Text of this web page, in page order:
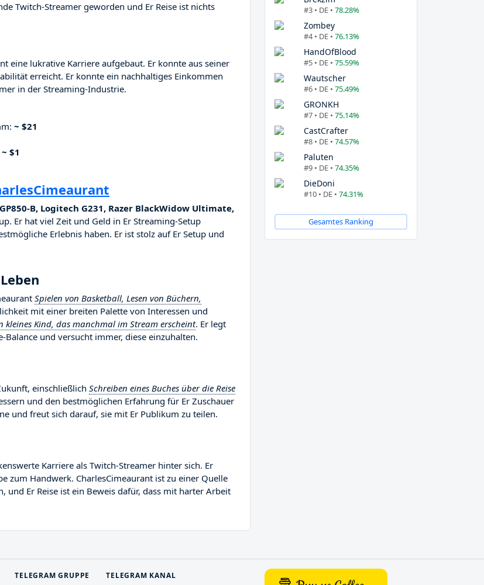
Twitch-Streamer geworden und Er Reise ist nichts
eine lukrative Karriere aufgebaut. Er konnte aus seiner
erreicht. Er konnte ein nachhaltiges Einkommen
in der Streaming-Industrie.
~ $21
~ $1
B, Logitech G231, Razer BlackWidow Ultimate,
Er hat viel Zeit und Geld in Er Streaming-Setup
Erlebnis haben. Er ist stolz auf Er Setup und
Spielen von Basketball, Lesen von Büchern,
mit einer breiten Palette von Interessen und
kleines Kind, das manchmal im Stream erscheint. Er legt
und versucht immer, diese einzuhalten.
einschließlich Schreiben eines Buches über die Reise
und den bestmöglichen Erfahrung für Er Zuschauer
und freut sich darauf, sie mit Er Publikum zu teilen.
Karriere als Twitch-Streamer hinter sich. Er
zum Handwerk. CharlesCimeaurant ist zu einer Quelle
Er Reise ist ein Beweis dafür, dass mit harter Arbeit
#3 • DE • 78.28%
Zombey
#4 • DE • 76.13%
HandOfBlood
#5 • DE • 75.59%
Wautscher
#6 • DE • 75.49%
GRONKH
#7 • DE • 75.14%
CastCrafter
#8 • DE • 74.57%
Paluten
#9 • DE • 74.35%
DieDoni
#10 • DE • 74.31%
Gesamtes Ranking
TELEGRAM GRUPPE TELEGRAM KANAL